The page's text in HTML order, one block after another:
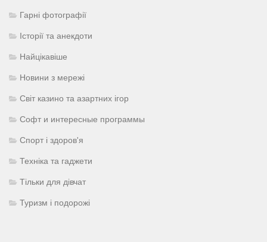
Гарні фотографії
Історії та анекдоти
Найцікавіше
Новини з мережі
Світ казино та азартних ігор
Софт и интересные программы
Спорт і здоров'я
Техніка та гаджети
Тільки для дівчат
Туризм і подорожі